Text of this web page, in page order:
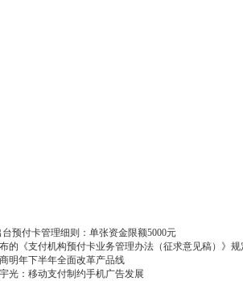
预付卡管理细则：单张资金限额5000元
的《支付机构预付卡业务管理办法（征求意见稿）》
明年下半年全面改革产品线
光：移动支付制约手机广告发展